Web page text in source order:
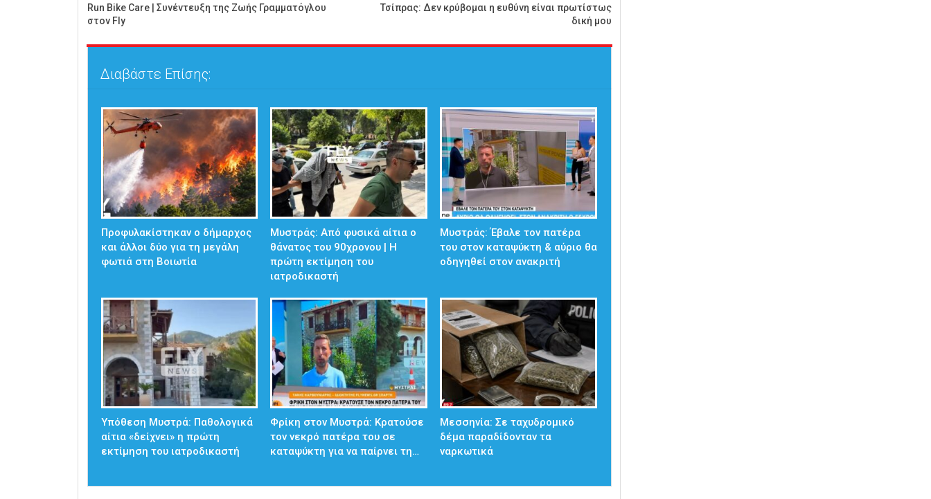
Run Bike Care | Συνέντευξη της Ζωής Γραμματόγλου
στον Fly
Τσίπρας: Δεν κρύβομαι η ευθύνη είναι πρωτίστως
δική μου
Διαβάστε Επίσης:
Προφυλακίστηκαν ο δήμαρχος
και άλλοι δύο για τη μεγάλη
φωτιά στη Βοιωτία
Μυστράς: Από φυσικά αίτια ο
θάνατος του 90χρονου | Η
πρώτη εκτίμηση του
ιατροδικαστή
Μυστράς: Έβαλε τον πατέρα
του στον καταψύκτη & αύριο θα
οδηγηθεί στον ανακριτή
Υπόθεση Μυστρά: Παθολογικά
αίτια «δείχνει» η πρώτη
εκτίμηση του ιατροδικαστή
Φρίκη στον Μυστρά: Κρατούσε
τον νεκρό πατέρα του σε
καταψύκτη για να παίρνει τη…
Μεσσηνία: Σε ταχυδρομικό
δέμα παραδίδονταν τα
ναρκωτικά